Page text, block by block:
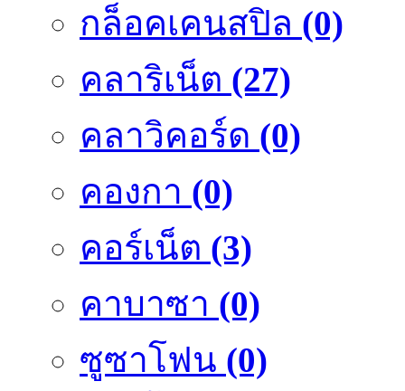
กล็อคเคนสปิล (0)
คลาริเน็ต (27)
คลาวิคอร์ด (0)
คองกา (0)
คอร์เน็ต (3)
คาบาซา (0)
ซูซาโฟน (0)